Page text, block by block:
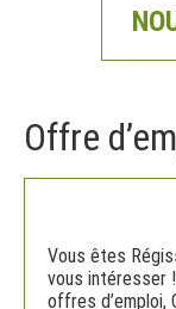
Offre
Vous êtes
vous intéresser
offres d’emploi,